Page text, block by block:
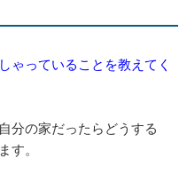
っていることを教えてく
分の家だったらどうする
す。